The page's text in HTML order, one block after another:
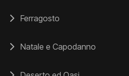
Ferragosto
Natale e Capodanno